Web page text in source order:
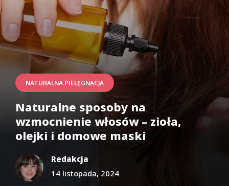
NATURALNA PIELĘGNACJA
Naturalne sposoby na
wzmocnienie włosów – zioła,
olejki i domowe maski
Redakcja
14 listopada, 2024